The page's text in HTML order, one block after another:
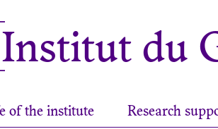
Institut du
of the institute Research